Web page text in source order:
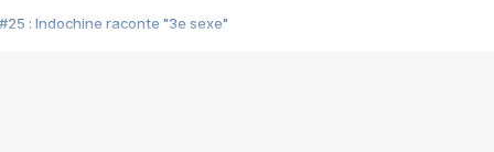
#25 : Indochine raconte "3e sexe"